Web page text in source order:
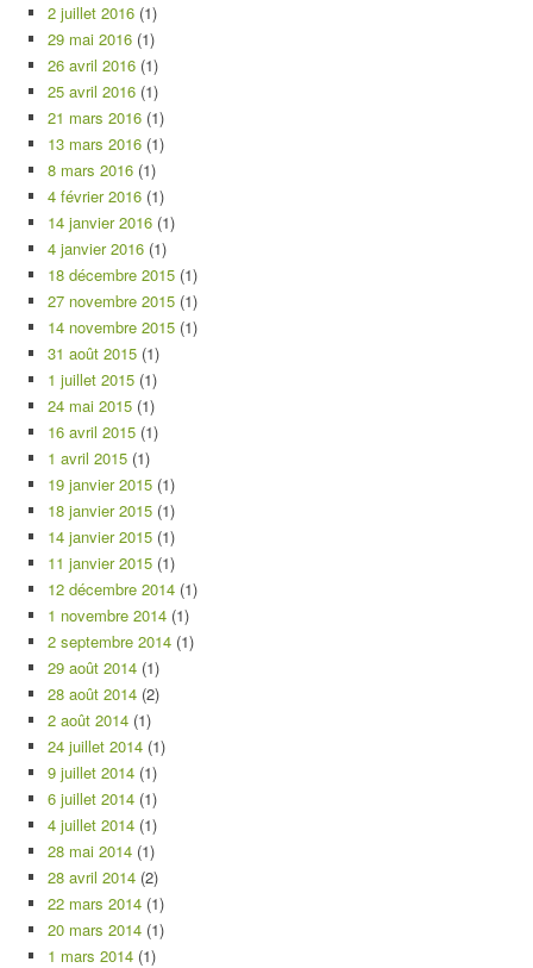
2 juillet 2016 (1)
29 mai 2016 (1)
26 avril 2016 (1)
25 avril 2016 (1)
21 mars 2016 (1)
13 mars 2016 (1)
8 mars 2016 (1)
4 février 2016 (1)
14 janvier 2016 (1)
4 janvier 2016 (1)
18 décembre 2015 (1)
27 novembre 2015 (1)
14 novembre 2015 (1)
31 août 2015 (1)
1 juillet 2015 (1)
24 mai 2015 (1)
16 avril 2015 (1)
1 avril 2015 (1)
19 janvier 2015 (1)
18 janvier 2015 (1)
14 janvier 2015 (1)
11 janvier 2015 (1)
12 décembre 2014 (1)
1 novembre 2014 (1)
2 septembre 2014 (1)
29 août 2014 (1)
28 août 2014 (2)
2 août 2014 (1)
24 juillet 2014 (1)
9 juillet 2014 (1)
6 juillet 2014 (1)
4 juillet 2014 (1)
28 mai 2014 (1)
28 avril 2014 (2)
22 mars 2014 (1)
20 mars 2014 (1)
1 mars 2014 (1)